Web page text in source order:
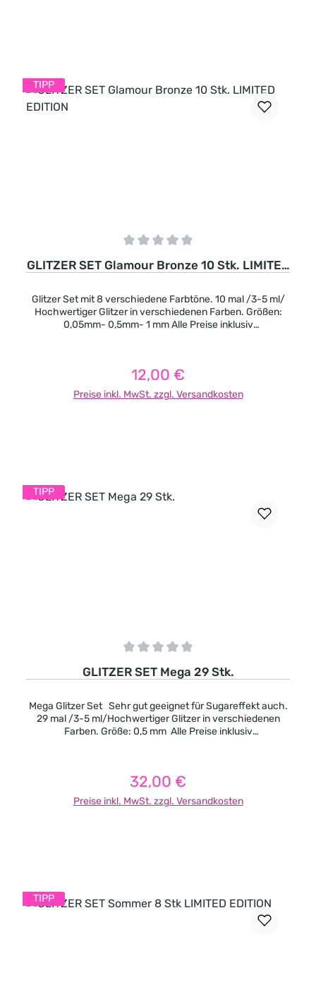
TIPP
Durchschnittliche Bewertung von 0 von 5 Sternen
GLITZER SET Glamour Bronze 10 Stk. LIMITED
Glitzer Set mit 8 verschiedene Farbtöne. 10 mal /3-5 ml/
Hochwertiger Glitzer in verschiedenen Farben. Größen:
0,05mm- 0,5mm- 1 mm Alle Preise inklusiv
Regulärer Preis:
12,00 €
Preise inkl. MwSt. zzgl. Versandkosten
TIPP
Durchschnittliche Bewertung von 0 von 5 Sternen
GLITZER SET Mega 29 Stk.
Mega Glitzer Set Sehr gut geeignet für Sugareffekt auch.
29 mal /3-5 ml/Hochwertiger Glitzer in verschiedenen
Farben. Größe: 0,5 mm Alle Preise inklusiv
Regulärer Preis:
32,00 €
Preise inkl. MwSt. zzgl. Versandkosten
TIPP